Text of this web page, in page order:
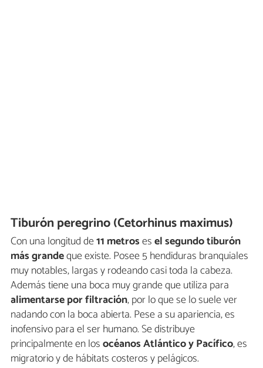
Tiburón peregrino (Cetorhinus maximus)
Con una longitud de11 metrosesel segundo tiburón
más grandeque existe. Posee 5 hendiduras branquiales
muy notables, largas y rodeando casi toda la cabeza.
Además tiene una boca muy grande que utiliza para
alimentarse por filtración, por lo que se lo suele ver
nadando con la boca abierta. Pese a su apariencia, es
inofensivo para el ser humano. Se distribuye
principalmente en losocéanos Atlántico y Pacífico, es
migratorio y de hábitats costeros y pelágicos.